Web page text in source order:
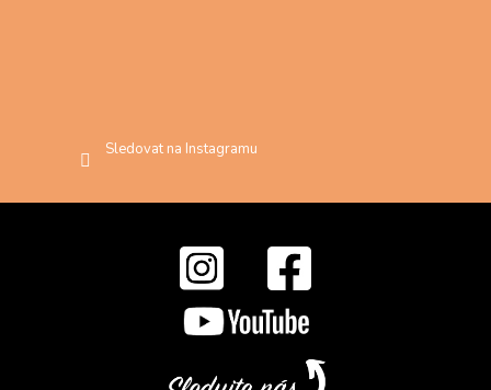
Sledovat na Instagramu